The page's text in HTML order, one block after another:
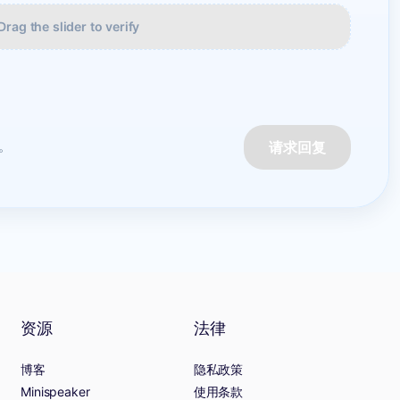
the slider to verify
请求回复
资源
博客
Minispeaker
法律
隐私政策
使用条款